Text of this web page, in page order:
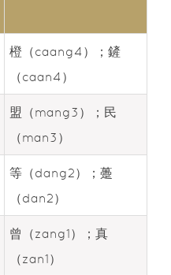
橙（caang4）；鏟
（caan4）
盟（mang3）；民
（man3）
等（dang2）；躉
（dan2）
曾（zang1）；真
（zan1）